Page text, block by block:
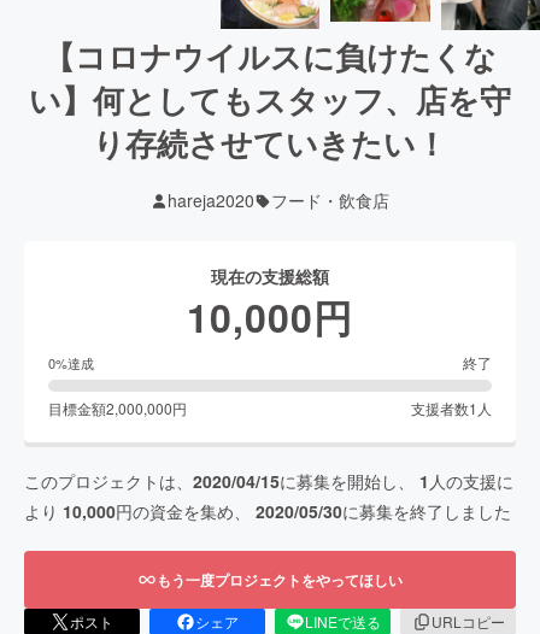
【コロナウイルスに負けたくな
い】何としてもスタッフ、店を守
り存続させていきたい！
hareja2020 フード・飲食店
現在の支援総額
10,000円
0%達成 終了
目標金額2,000,000円 支援者数1 人
このプロジェクトは、 2020/04/15に募集を開始し、 1 人の支援に
より 10,000円の資金を集め、 2020/05/30に募集を終了しました
もう一度プロジェクトをやってほしい
ポスト シェア LINEで送る
URLコピー